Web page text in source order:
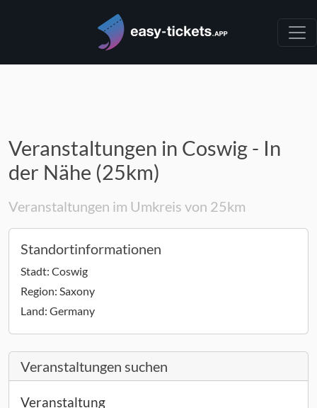
Veranstaltungen in Coswig - In
der Nähe (25km)
Veranstaltungen im Umkreis von 25km
Standortinformationen
Stadt: Coswig
Region: Saxony
Land: Germany
Veranstaltungen suchen
Veranstaltung